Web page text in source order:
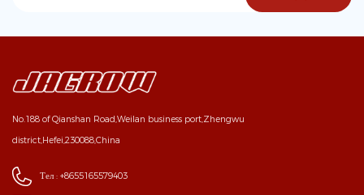
No.188 of Qianshan Road,Weilan business port,Zhengwu
district,Hefei,230088,China
Тел : +8655165579403